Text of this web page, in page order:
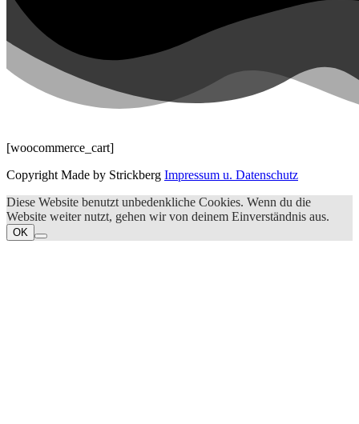
[woocommerce_cart]
Copyright Made by Strickberg Impressum u. Datenschutz
Diese Website benutzt unbedenkliche Cookies. Wenn du die
Website weiter nutzt, gehen wir von deinem Einverständnis aus.
OK